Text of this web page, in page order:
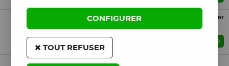
PROCHAINEMENT
Prix : Veuillez vous connecter
CONFIGURER
TOUT REFUSER